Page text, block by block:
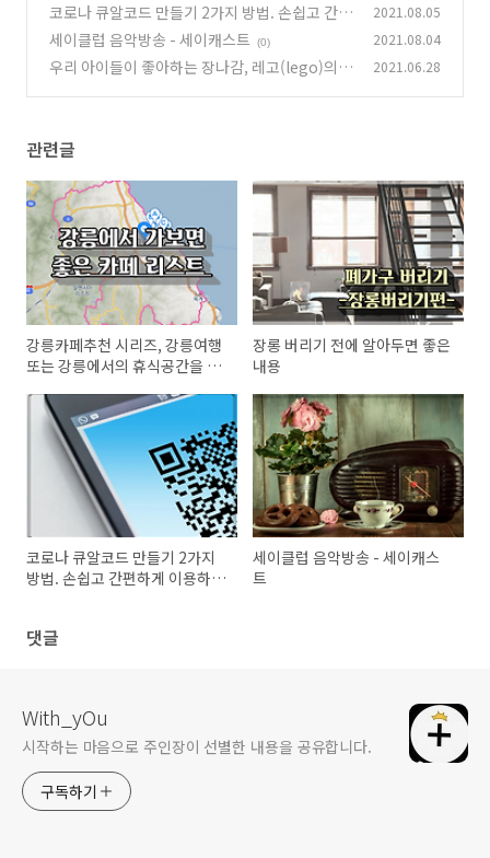
코로나 큐알코드 만들기 2가지 방법. 손쉽고 간편
하게 이용하세요. (1)
2021.08.05
세이클럽 음악방송 - 세이캐스트 (0) 2021.08.04
우리 아이들이 좋아하는 장나감, 레고(lego)의
2021.06.28
관련글
강릉카페추천 시리즈, 강릉여행
또는 강릉에서의 휴식공간을 찾
장롱 버리기 전에 알아두면 좋은
내용
코로나 큐알코드 만들기 2가지
방법. 손쉽고 간편하게 이용하세
세이클럽 음악방송 - 세이캐스
트
댓글
With_yOu
시작하는 마음으로 주인장이 선별한 내용을 공유합니다.
구독하기